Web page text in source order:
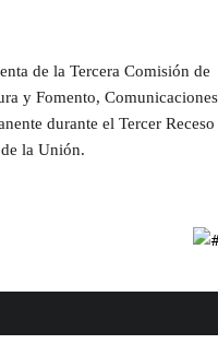
de la Tercera Comisión de
y Fomento,
durante el Tercer Receso
la Unión.